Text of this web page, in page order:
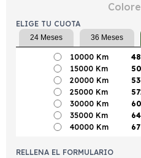
ELIGE TU CUOTA
24 Meses 36 Meses
10000 Km
15000 Km
20000 Km
25000 Km
30000 Km
35000 Km
40000 Km
RELLENA EL FORMULARIO